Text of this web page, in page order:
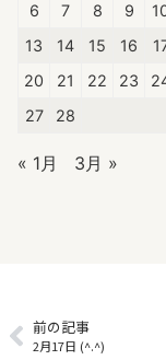
6
7 8 9
13
14 15 16
20
21 22 23
27
28
« 1月 3月 »
前の記事
2月17日 (^.^)